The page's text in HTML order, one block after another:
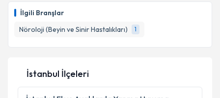
İlgili Branşlar
Nöroloji (Beyin ve Sinir Hastalıkları)
1
E-posta Adresiniz
Kişisel verilerimin işlenmesine ilişkin
Metni'ni okudum ve kişisel verilerimin belirtilen
kapsamda işlenmesini kabul ediyorum.
İstanbul İlçeleri